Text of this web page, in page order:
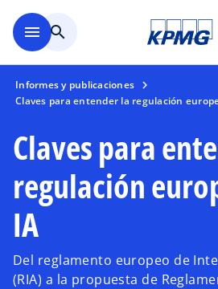
menu search
Informes y publicaciones
Claves para entender la regulación
Claves para
regulación
IA
Del reglamento europeo de
(RIA) a la propuesta de